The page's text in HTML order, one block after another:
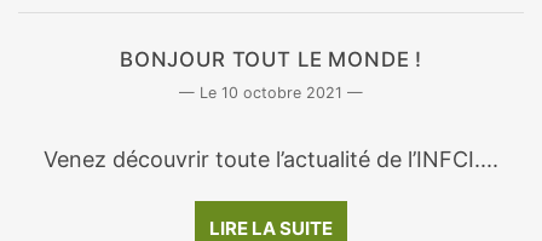
BONJOUR TOUT LE MONDE !
10 octobre 2021
Venez découvrir toute l’actualité de l’INFCI....
LIRE LA SUITE